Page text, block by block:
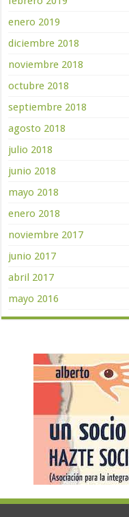
enero 2019
diciembre 2018
noviembre 2018
octubre 2018
septiembre 2018
agosto 2018
julio 2018
junio 2018
mayo 2018
enero 2018
noviembre 2017
junio 2017
abril 2017
mayo 2016